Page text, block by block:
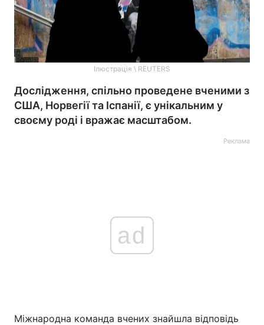
Ілюстрація \ REUTERS
Дослідження, спільно проведене вченими з
США, Норвегії та Іспанії, є унікальним у
своєму роді і вражає масштабом.
Реклама
ad
Міжнародна команда вчених знайшла відповідь